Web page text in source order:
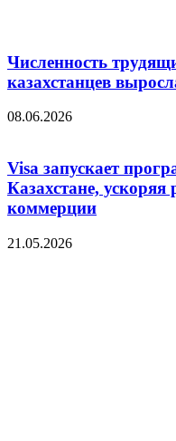
Численность
казахстанцев
08.06.2026
Visa запускает
Казахстане, ускоряя
коммерции
21.05.2026